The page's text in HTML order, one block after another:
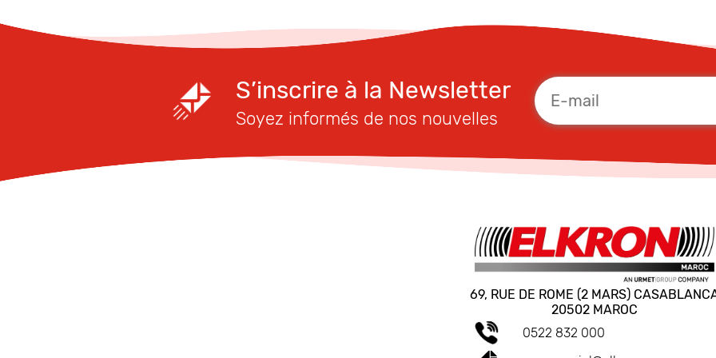
S’inscrire à la Newsletter
Soyez informés de nos nouvelles
69, RUE DE ROME (2 MARS)
20502 MAROC
0522 832 000